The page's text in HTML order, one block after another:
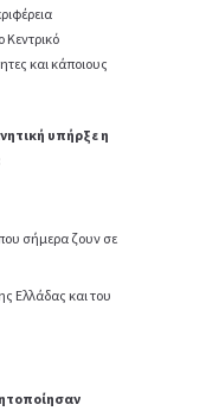
και κάποιους
υπήρξε η
σήμερα ζουν σε
Ελλάδας και του